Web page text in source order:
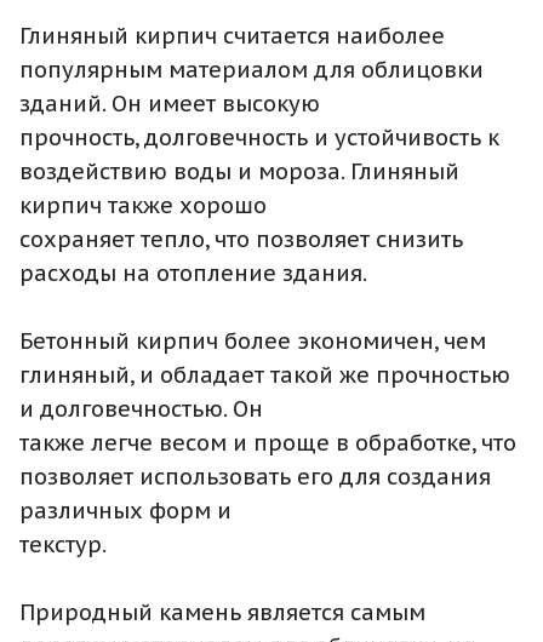
Глиняный кирпич считается наиболее
популярным материалом для облицовки
зданий. Он имеет высокую
прочность, долговечность и устойчивость к
воздействию воды и мороза. Глиняный
кирпич также хорошо
сохраняет тепло, что позволяет снизить
расходы на отопление здания.
Бетонный кирпич более экономичен, чем
глиняный, и обладает такой же прочностью
и долговечностью. Он
также легче весом и проще в обработке, что
позволяет использовать его для создания
различных форм и
текстур.
Природный камень является самым